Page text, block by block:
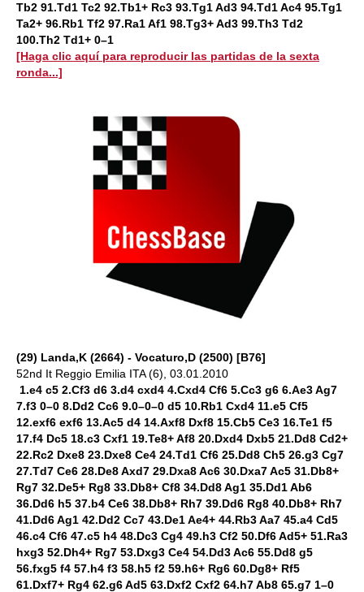
Tb2 91.Td1 Tc2 92.Tb1+ Rc3 93.Tg1 Ad3 94.Td1 Ac4 95.Tg1
Ta2+ 96.Rb1 Tf2 97.Ra1 Af1 98.Tg3+ Ad3 99.Th3 Td2
100.Th2 Td1+ 0–1
[Haga clic aquí para reproducir las partidas de la sexta
ronda...]
(29) Landa,K (2664) - Vocaturo,D (2500) [B76]
52nd It Reggio Emilia ITA (6), 03.01.2010
1.e4 c5 2.Cf3 d6 3.d4 cxd4 4.Cxd4 Cf6 5.Cc3 g6 6.Ae3 Ag7
7.f3 0–0 8.Dd2 Cc6 9.0–0–0 d5 10.Rb1 Cxd4 11.e5 Cf5
12.exf6 exf6 13.Ac5 d4 14.Axf8 Dxf8 15.Cb5 Ce3 16.Te1 f5
17.f4 Dc5 18.c3 Cxf1 19.Te8+ Af8 20.Dxd4 Dxb5 21.Dd8 Cd2+
22.Rc2 Dxe8 23.Dxe8 Ce4 24.Td1 Cf6 25.Dd8 Ch5 26.g3 Cg7
27.Td7 Ce6 28.De8 Axd7 29.Dxa8 Ac6 30.Dxa7 Ac5 31.Db8+
Rg7 32.De5+ Rg8 33.Db8+ Cf8 34.Dd8 Ag1 35.Dd1 Ab6
36.Dd6 h5 37.b4 Ce6 38.Db8+ Rh7 39.Dd6 Rg8 40.Db8+ Rh7
41.Dd6 Ag1 42.Dd2 Cc7 43.De1 Ae4+ 44.Rb3 Aa7 45.a4 Cd5
46.c4 Cf6 47.c5 h4 48.Dc3 Cg4 49.h3 Cf2 50.Df6 Ad5+ 51.Ra3
hxg3 52.Dh4+ Rg7 53.Dxg3 Ce4 54.Dd3 Ac6 55.Dd8 g5
56.fxg5 f4 57.h4 f3 58.h5 f2 59.h6+ Rg6 60.Dg8+ Rf5
61.Dxf7+ Rg4 62.g6 Ad5 63.Dxf2 Cxf2 64.h7 Ab8 65.g7 1–0